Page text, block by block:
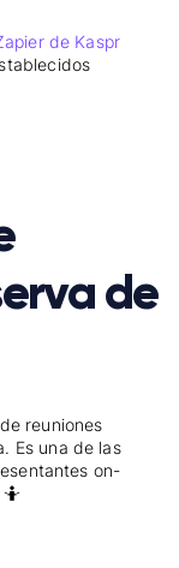
de Kaspr
de
reuniones
Es una de las
on-